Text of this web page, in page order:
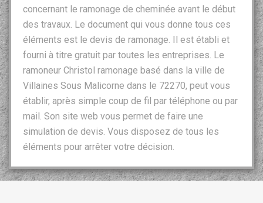
concernant le ramonage de cheminée avant le début
des travaux. Le document qui vous donne tous ces
éléments est le devis de ramonage. Il est établi et
fourni à titre gratuit par toutes les entreprises. Le
ramoneur Christol ramonage basé dans la ville de
Villaines Sous Malicorne dans le 72270, peut vous
établir, après simple coup de fil par téléphone ou par
mail. Son site web vous permet de faire une
simulation de devis. Vous disposez de tous les
éléments pour arrêter votre décision.